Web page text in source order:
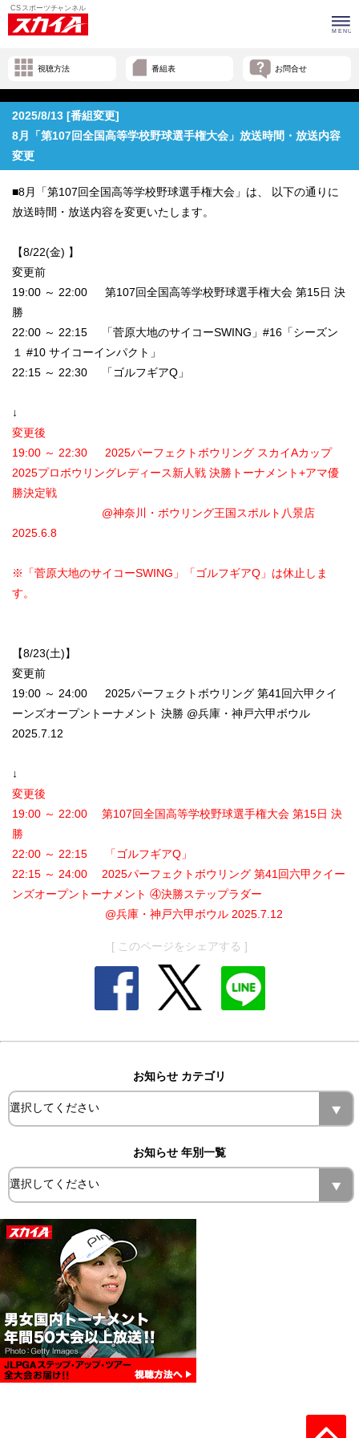
視聴方法 番組表 お問合せ
2025/8/13 [番組変更]
8月「第107回全国高等学校野球選手権大会」放送時間・放送内容
変更
■8月「第107回全国高等学校野球選手権大会」は、 以下の通りに
放送時間・放送内容を変更いたします。
【8/22(金) 】
変更前
19:00 ～ 22:00 第107回全国高等学校野球選手権大会 第15日 決
勝
22:00 ～ 22:15 「菅原大地のサイコーSWING」#16「シーズン
１ #10 サイコーインパクト」
22:15 ～ 22:30 「ゴルフギアQ」
↓
変更後
19:00 ～ 22:30 2025パーフェクトボウリング スカイAカップ
2025プロボウリングレディース新人戦 決勝トーナメント+アマ優
勝決定戦
@神奈川・ボウリング王国スポルト八景店
2025.6.8
※「菅原大地のサイコーSWING」「ゴルフギアQ」は休止しま
す。
【8/23(土)】
変更前
19:00 ～ 24:00 2025パーフェクトボウリング 第41回六甲クイ
ーンズオープントーナメント 決勝 @兵庫・神戸六甲ボウル
2025.7.12
↓
変更後
19:00 ～ 22:00 第107回全国高等学校野球選手権大会 第15日 決
勝
22:00 ～ 22:15 「ゴルフギアQ」
22:15 ～ 24:00 2025パーフェクトボウリング 第41回六甲クイー
ンズオープントーナメント ④決勝ステップラダー
@兵庫・神戸六甲ボウル 2025.7.12
[ このページをシェアする ]
お知らせ カテゴリ
お知らせ 年別一覧